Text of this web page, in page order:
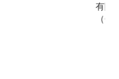
有限
（Cn